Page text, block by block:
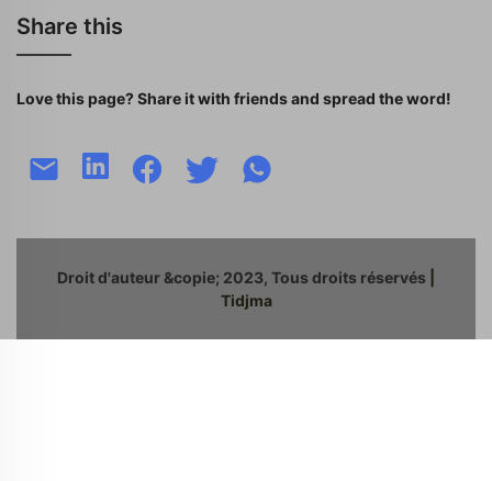
Share this
Love this page? Share it with friends and spread the word!
Droit d'auteur &copie; 2023, Tous droits réservés
Tidjma